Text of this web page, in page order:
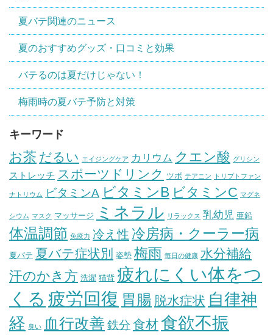
夏バテ関連のニュース
夏のおすすめグッズ・口コミと効果
バテるのは夏だけじゃない！
梅雨時の夏バテ予防と対策
キーワード
お茶 だるい エイジングケア カリウム クエン酸 グリシン
ストレッチ スポーツドリンク ツボ テアニン トリプトファン
ナトリウム ビタミンA ビタミンB ビタミンC マグネ
シウム マスク マッサージ ミネラル リラックス 乳幼児 亜鉛
体温調節 免疫力 冷え性 冷房病・クーラー病
夏バテ 夏バテ症状別 姿勢 梅雨 毎日の健康 水分補給
汗のかき方 洗濯 猫背 疲れにくい体をつ
くる 疲労回復 胃腸 脱水症状 自律神
経 臭い 血行改善 鉄分 食材食欲不振